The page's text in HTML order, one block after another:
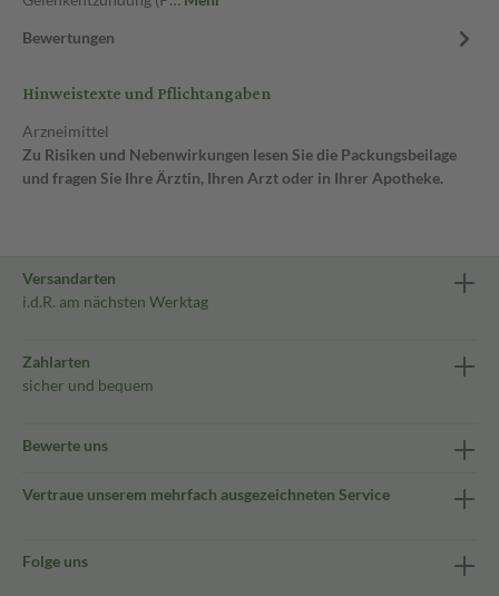
Bewertungen
Hinweistexte und Pflichtangaben
Arzneimittel
Zu Risiken und Nebenwirkungen lesen Sie die Packungsbeilage
und fragen Sie Ihre Ärztin, Ihren Arzt oder in Ihrer Apotheke.
Versandarten
i.d.R. am nächsten Werktag
Zahlarten
sicher und bequem
Bewerte uns
Vertraue unserem mehrfach ausgezeichneten Service
Folge uns